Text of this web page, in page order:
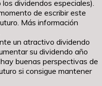
dividendos especiales).
de escribir este
Más información
un atractivo dividendo
su dividendo año
buenas perspectivas de
si consigue mantener